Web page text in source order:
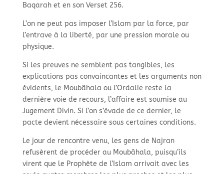
Baqarah et en son Verset 256.
L’on ne peut pas imposer l’Islam par la force, par
l’entrave à la liberté, par une pression morale ou
physique.
Si les preuves ne semblent pas tangibles, les
explications pas convaincantes et les arguments non
évidents, le Moubâhala ou l’Ordalie reste la
dernière voie de recours, l’affaire est soumise au
Jugement Divin. Si l’on s’évade de ce dernier, le
pacte devient nécessaire sous certaines conditions.
Le jour de rencontre venu, les gens de Najran
refusèrent de procéder au Moubâhala, puisqu’ils
virent que le Prophète de l’Islam arrivait avec les